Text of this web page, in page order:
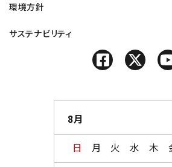
環境方針
サステナビリティ
8月
日 月 火 水 木